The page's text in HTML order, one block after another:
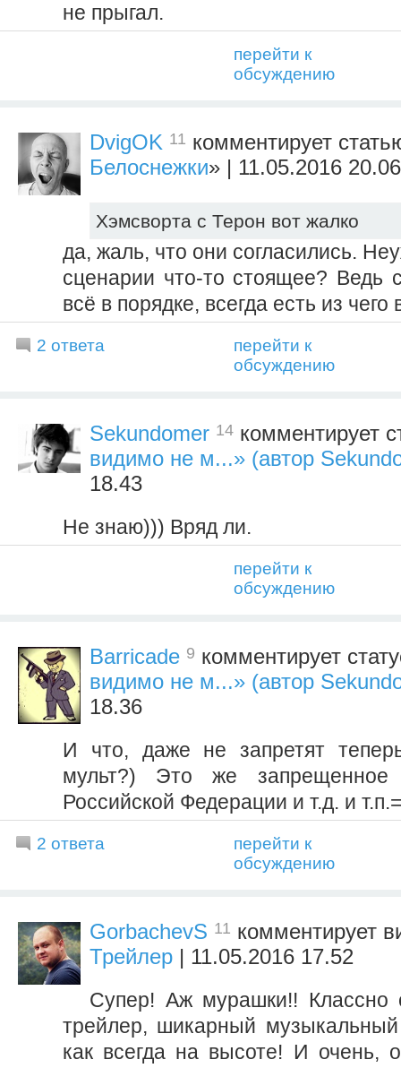
не прыгал.
перейти к
обсуждению
DvigOK 11 комментирует
Белоснежки» | 11.05.2016 20.06
Хэмсворта с Терон вот жалко
да, жаль, что они согласились.
сценарии что-то стоящее? Ведь
всё в порядке, всегда есть из чего
2 ответа
перейти к
обсуждению
Sekundomer 14 комментирует
видимо не м...» (автор
18.43
Не знаю))) Вряд ли.
перейти к
обсуждению
Barricade 9 комментирует
видимо не м...» (автор
18.36
И что, даже не запретят
мульт?) Это же запрещенное
Российской Федерации и т.д. и
2 ответа
перейти к
обсуждению
GorbachevS 11 комментирует
Трейлер | 11.05.2016 17.52
Супер! Аж мурашки!! Классно
трейлер, шикарный
как всегда на высоте! И очень,